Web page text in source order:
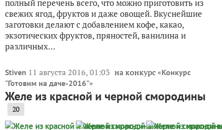
полный перечень всего, что можно приготовить из
свежих ягод, фруктов и даже овощей. Вкуснейшие
заготовки делают с добавлением кофе, какао,
экзотических фруктов, пряностей, ванилина и
различных...
Stiven 11 августа 2016, 01:03 на конкурс «Конкурс
"Готовим на даче-2016"»
Желе из красной и черной смородины
20